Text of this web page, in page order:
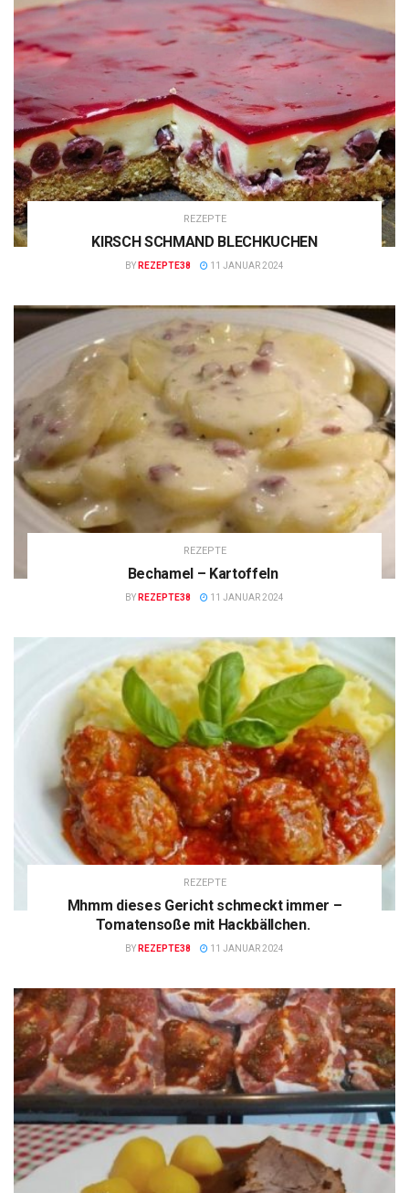
REZEPTE
KIRSCH SCHMAND BLECHKUCHEN
BY REZEPTE38 11 JANUAR 2024
REZEPTE
Bechamel – Kartoffeln
BY REZEPTE38 11 JANUAR 2024
REZEPTE
Mhmm dieses Gericht schmeckt immer –
Tomatensoße mit Hackbällchen.
BY REZEPTE38 11 JANUAR 2024